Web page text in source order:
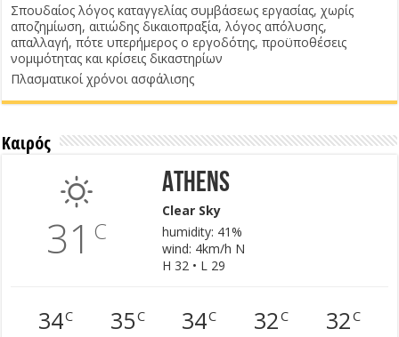
Σπουδαίος λόγος καταγγελίας συμβάσεως εργασίας, χωρίς
αποζημίωση, αιτιώδης δικαιοπραξία, λόγος απόλυσης,
απαλλαγή, πότε υπερήμερος ο εργοδότης, προϋποθέσεις
νομιμότητας και κρίσεις δικαστηρίων
Πλασματικοί χρόνοι ασφάλισης
Καιρός
31 C
Athens
Clear Sky
humidity: 41%
wind: 4km/h N
H 32 • L 29
34C 35C 34C 32C 32C